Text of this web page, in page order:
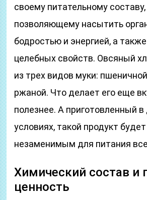
своему питательному составу,
позволяющему насытить
бодростью и энергией, а
целебных свойств. Овсяный
из трех видов муки:
ржаной. Что делает его еще
полезнее. А приготовленный
условиях, такой продукт
незаменимым для питания
Химический состав и
ценность